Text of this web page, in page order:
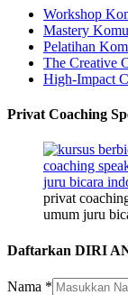
Workshop
Mastery
Pelatihan
The Creative
High-Impact
Privat Coaching
privat
umum juru
Daftarkan DIRI
Nama *